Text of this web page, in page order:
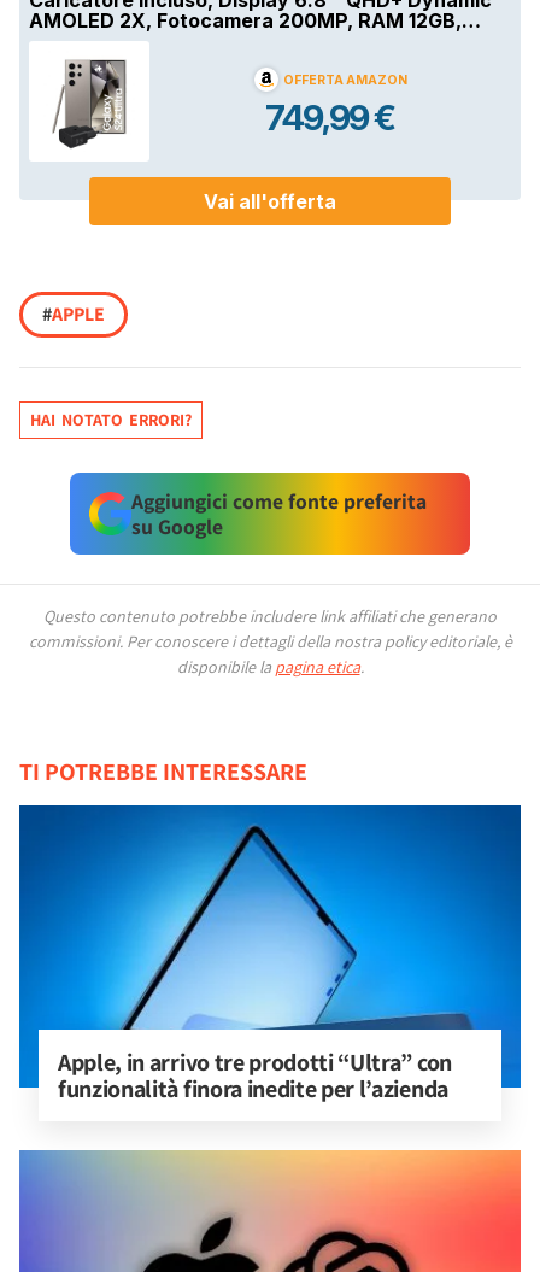
#APPLE
HAI NOTATO ERRORI?
Aggiungici come fonte preferita
su Google
Questo contenuto potrebbe includere link affiliati che generano
commissioni. Per conoscere i dettagli della nostra policy editoriale, è
disponibile la pagina etica.
TI POTREBBE INTERESSARE
Apple, in arrivo tre prodotti “Ultra” con
funzionalità finora inedite per l’azienda